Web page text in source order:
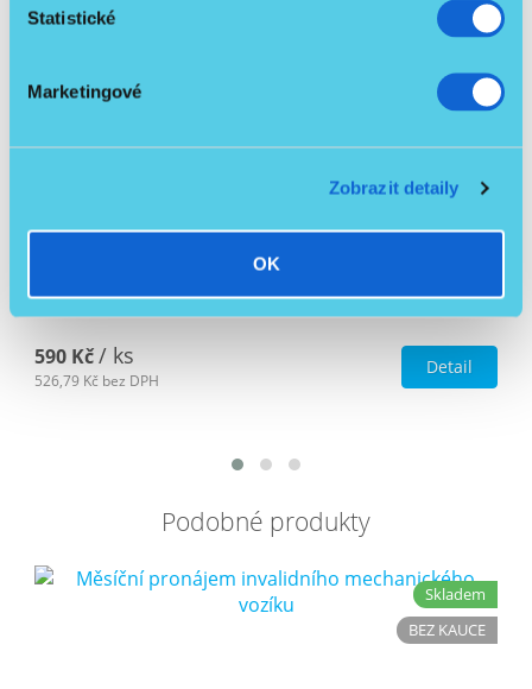
Statistické
Marketingové
Zobrazit detaily
OK
Sedák pro invalidní vozík nový
590 Kč/ ks
526,79 Kč bez DPH
Detail
Podobné produkty
Skladem
BEZ KAUCE